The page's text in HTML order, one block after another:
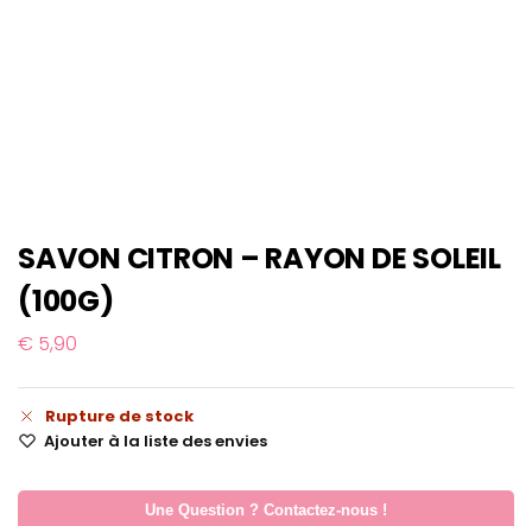
SAVON CITRON – RAYON DE SOLEIL
(100G)
€ 5,90
Rupture de stock
Ajouter à la liste des envies
Une Question ? Contactez-nous !